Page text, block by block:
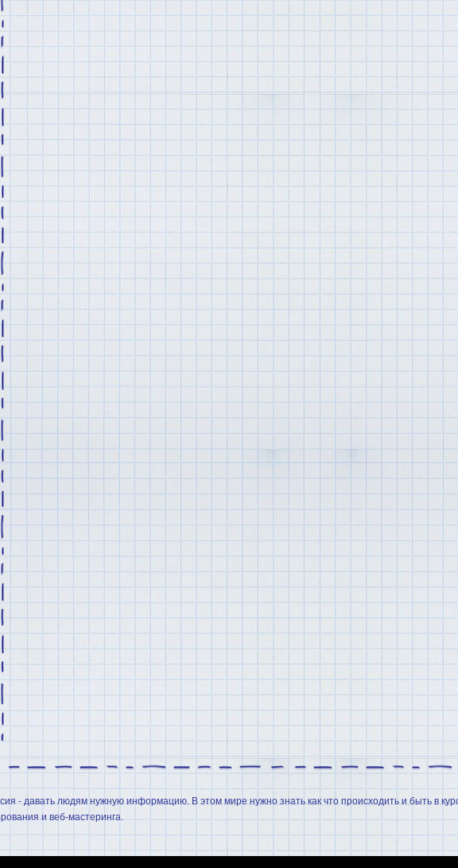
- давать людям нужную информацию. В этом мире нужно знать как что происходить и быть в
и веб-мастеринга.